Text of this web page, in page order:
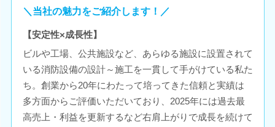
＼当社の魅力をご紹介します！／
【安定性×成長性】
ビルや工場、公共施設など、あらゆる施設に設置されて
いる消防設備の設計～施工を一貫して手がけている私た
ち。創業から20年にわたって培ってきた信頼と実績は
多方面からご評価いただいており、2025年には過去最
高売上・利益を更新するなど右肩上がりで成長を続けて